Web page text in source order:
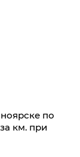
по
км. при